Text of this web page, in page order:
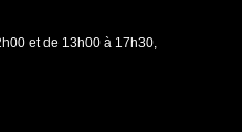
et de 13h00 à 17h30,